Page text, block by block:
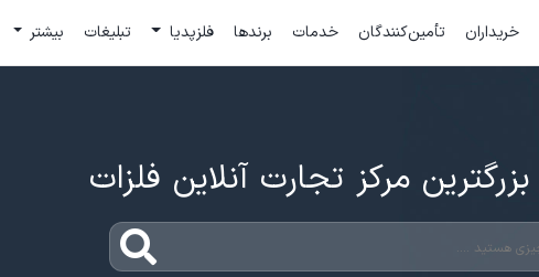
خریداران تأمین‌کنندگان خدمات برندها فلزپدیا تبلیغات بیشتر